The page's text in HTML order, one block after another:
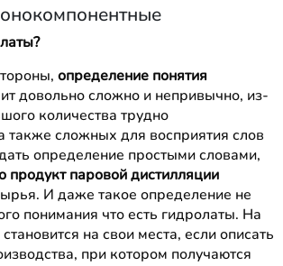
определение понятия
довольно сложно и непривычно, из-
количества трудно
также сложных для восприятия слов
определение простыми словами,
продукт паровой дистилляции
И даже такое определение не
понимания что есть гидролаты. На
на свои места, если описать
при котором получаются